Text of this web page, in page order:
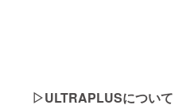
▷ULTRAPLUSについて